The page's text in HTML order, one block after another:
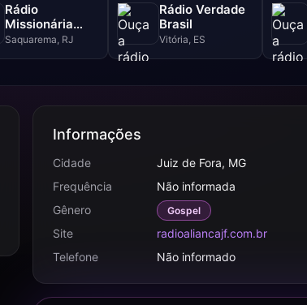
Rádio
Missionária
Central Gospel
Saquarema, RJ
Rádio Verdade
Brasil
Vitória, ES
Informações
Cidade
Juiz de Fora, MG
Frequência
Não informada
Gênero
Gospel
Site
radioaliancajf.com.br
Telefone
Não informado